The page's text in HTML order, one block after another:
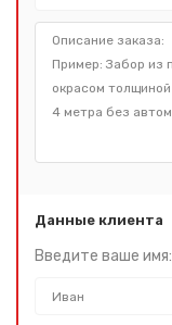
Данные клиента
Введите ваше имя: